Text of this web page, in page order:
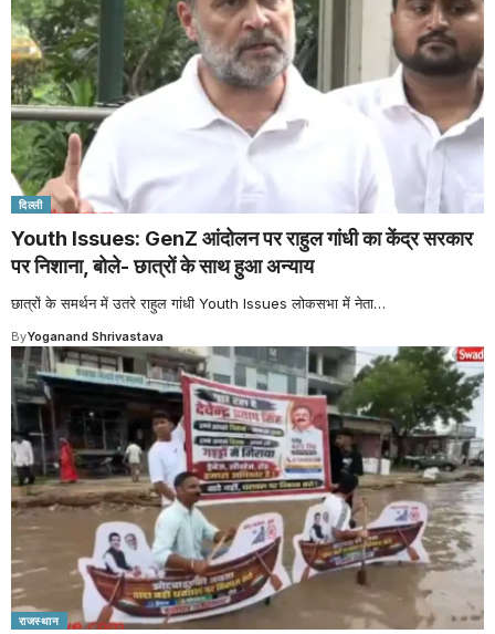
दिल्ली
Youth Issues: GenZ आंदोलन पर राहुल गांधी का केंद्र सरकार
पर निशाना, बोले- छात्रों के साथ हुआ अन्याय
छात्रों के समर्थन में उतरे राहुल गांधी Youth Issues लोकसभा में नेता…
ByYoganand Shrivastava
राजस्थान